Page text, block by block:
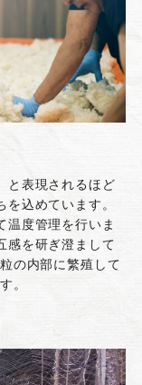
と表現されるほど
込めています。
温度管理を行いま
感を研ぎ澄まして
の内部に繁殖して
。